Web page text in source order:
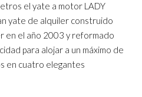
el yate a motor LADY
yate de alquiler construido
en el año 2003 y reformado
para alojar a un máximo de
en cuatro elegantes